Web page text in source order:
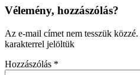
Vélemény, hozzászólás?
Az e-mail címet nem tesszük közzé.
karakterrel jelöltük
Hozzászólás *